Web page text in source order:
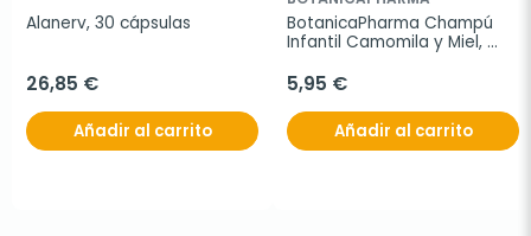
Alanerv, 30 cápsulas
26,85 €
Añadir al carrito
BotanicaPharma Champú
Infantil Camomila y Miel,
5,95 €
Añadir al carrito